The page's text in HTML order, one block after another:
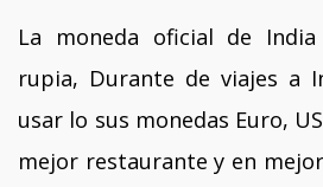
La moneda oficial de
rupia, Durante de viajes a
usar lo sus monedas Euro,
mejor restaurante y en